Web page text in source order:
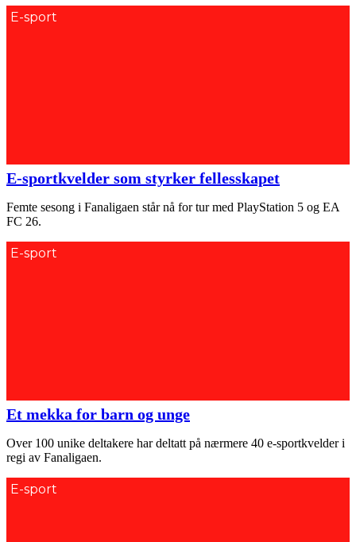
E-sport
E-sportkvelder som styrker fellesskapet
Femte sesong i Fanaligaen står nå for tur med PlayStation 5 og EA
FC 26.
E-sport
Et mekka for barn og unge
Over 100 unike deltakere har deltatt på nærmere 40 e-sportkvelder i
regi av Fanaligaen.
E-sport